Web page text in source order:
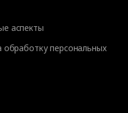
аспекты
обработку персональных